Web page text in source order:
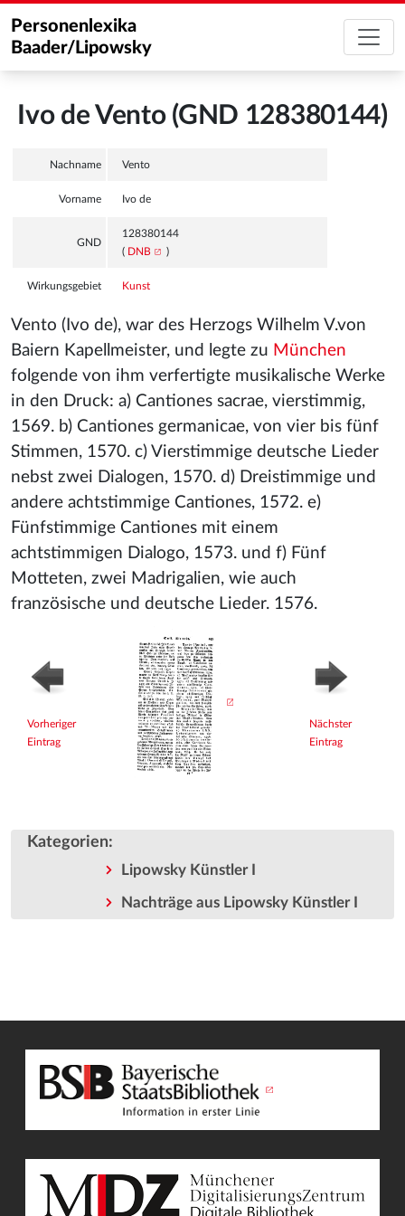
Personenlexika
Baader/Lipowsky
Ivo de Vento (GND 128380144)
Nachname Vento
Vorname Ivo de
GND
128380144
( DNB )
Wirkungsgebiet Kunst
Vento (Ivo de), war des Herzogs Wilhelm V.von
Baiern Kapellmeister, und legte zu München
folgende von ihm verfertigte musikalische Werke
in den Druck: a) Cantiones sacrae, vierstimmig,
1569. b) Cantiones germanicae, von vier bis fünf
Stimmen, 1570. c) Vierstimmige deutsche Lieder
nebst zwei Dialogen, 1570. d) Dreistimmige und
andere achtstimmige Cantiones, 1572. e)
Fünfstimmige Cantiones mit einem
achtstimmigen Dialogo, 1573. und f) Fünf
Motteten, zwei Madrigalien, wie auch
französische und deutsche Lieder. 1576.
Vorheriger
Eintrag
Nächster
Eintrag
Kategorien:
Lipowsky Künstler I
Nachträge aus Lipowsky Künstler I